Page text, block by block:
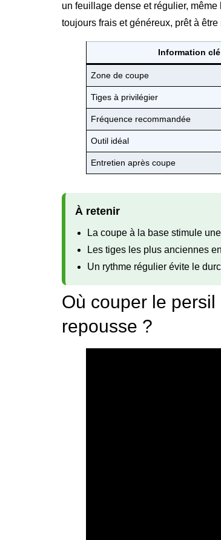
un feuillage dense et régulier,
toujours frais et généreux, prêt à
Information clé
Zone de coupe
Tiges à privilégier
Fréquence recommandée
Outil idéal
Entretien après coupe
À retenir
La coupe à la base stimule
Les tiges les plus anciennes
Un rythme régulier évite le
Où couper le
repousse ?